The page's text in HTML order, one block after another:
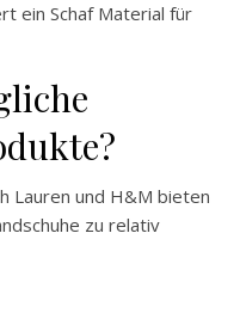
ein Schaf Material für
Lauren und H&M bieten
zu relativ